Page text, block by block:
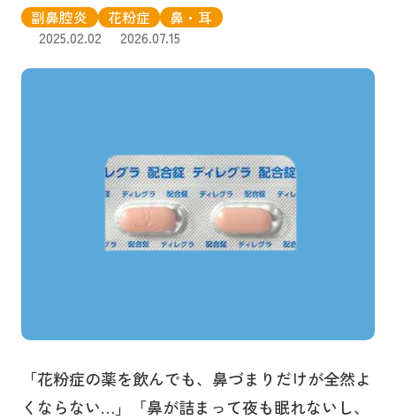
副鼻腔炎 花粉症
鼻・耳
2025.02.02
2026.07.15
「花粉症の薬を飲んでも、鼻づまりだけが全然よ
くならない…」「鼻が詰まって夜も眠れないし、